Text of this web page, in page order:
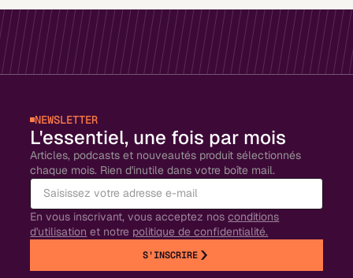
NEWSLETTER
L'essentiel, une fois par mois
Articles, podcasts et nouveautés produit sélectionnés
chaque mois. Rien d'inutile dans votre boîte mail.
En vous inscrivant, vous acceptez nosconditions
d'utilisation et notre politique de confidentialité.
S'INSCRIRE